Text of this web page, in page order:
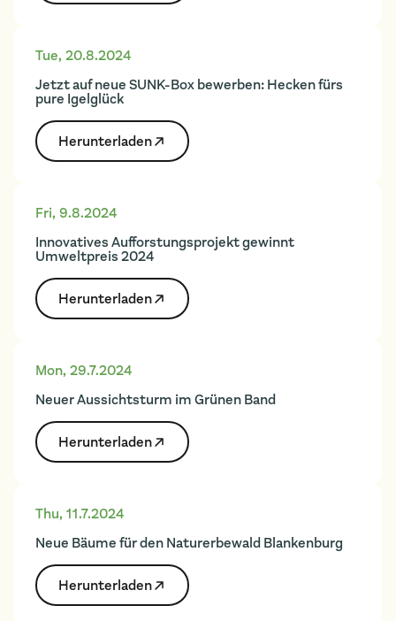
Tue, 20.8.2024
Jetzt auf neue SUNK-Box bewerben: Hecken fürs
pure Igelglück
Herunter­laden
Fri, 9.8.2024
Innovatives Aufforstungsprojekt gewinnt
Umweltpreis 2024
Herunter­laden
Mon, 29.7.2024
Neuer Aussichtsturm im Grünen Band
Herunter­laden
Thu, 11.7.2024
Neue Bäume für den Naturerbewald Blankenburg
Herunter­laden